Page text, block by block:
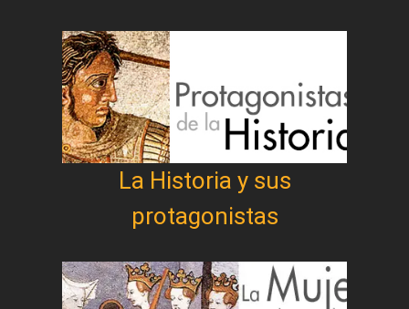
La Historia y sus
protagonistas